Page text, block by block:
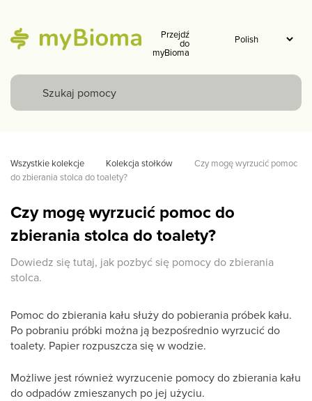
Przejdź
do
myBioma
Wszystkie kolekcje Kolekcja stołków
Czy mogę wyrzucić pomoc
do zbierania stolca do toalety?
Czy mogę wyrzucić pomoc do
zbierania stolca do toalety?
Dowiedz się tutaj, jak pozbyć się pomocy do zbierania
stolca.
Pomoc do zbierania kału służy do pobierania próbek kału.
Po pobraniu próbki można ją bezpośrednio wyrzucić do
toalety. Papier rozpuszcza się w wodzie.
Możliwe jest również wyrzucenie pomocy do zbierania kału
do odpadów zmieszanych po jej użyciu.